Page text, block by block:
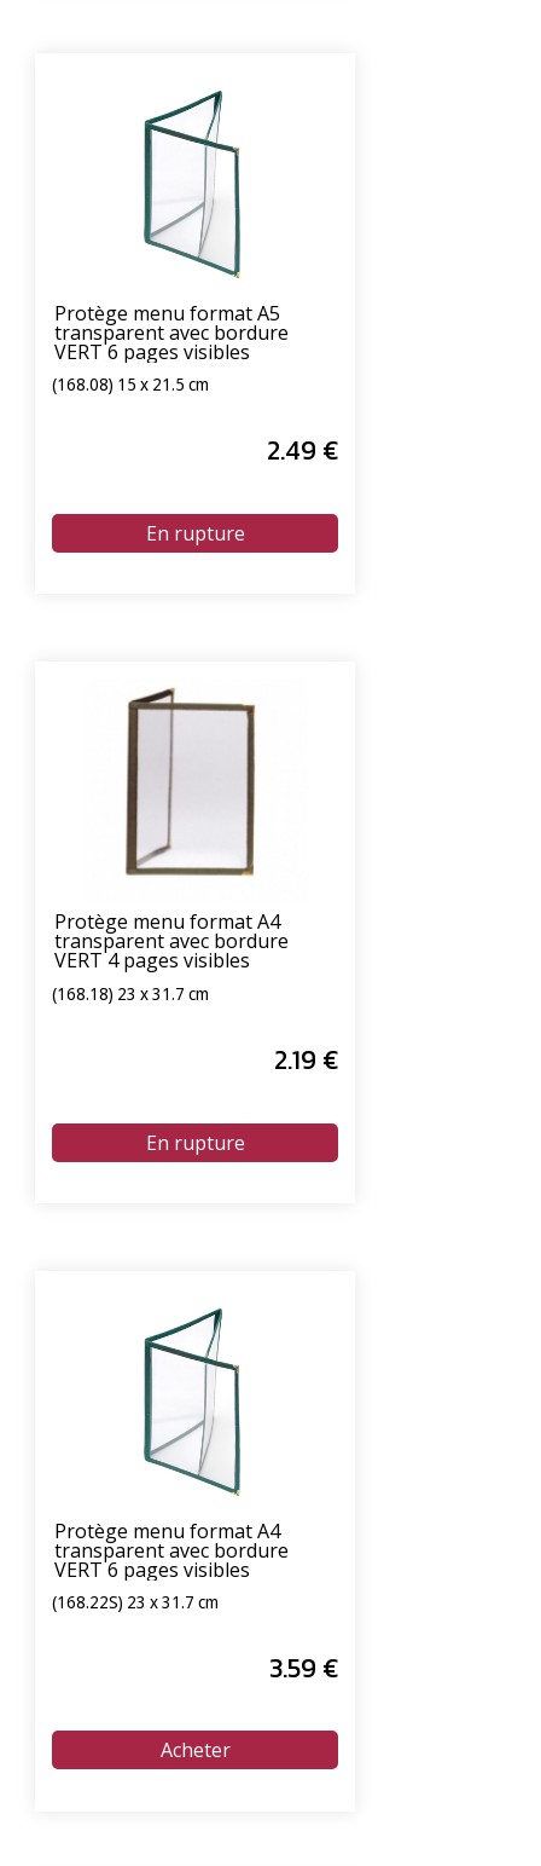
Protège menu format A5
transparent avec bordure
VERT 6 pages visibles
(168.08) 15 x 21.5 cm
2.49 €
Protège menu format A4
transparent avec bordure
VERT 4 pages visibles
(168.18) 23 x 31.7 cm
2.19 €
Protège menu format A4
transparent avec bordure
VERT 6 pages visibles
(168.22S) 23 x 31.7 cm
3.59 €